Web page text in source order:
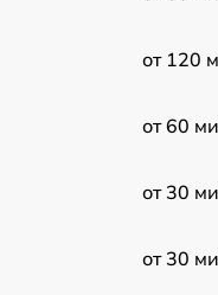
от 120
от 60
от 30
от 30